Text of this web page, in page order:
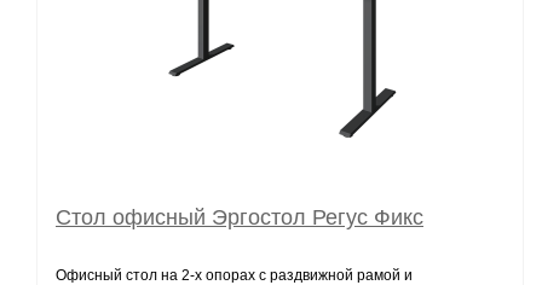
Стол офисный Эргостол Регус Фикс
Офисный стол на 2-х опорах с раздвижной рамой и